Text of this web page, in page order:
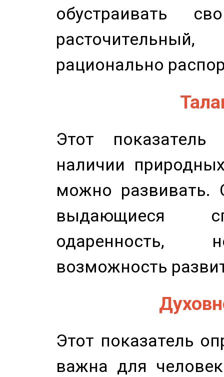
обустраивать
рационально
Этот показатель
наличии
можно развивать.
выдающиеся
одаренность,
возможность
Этот показатель
важна для